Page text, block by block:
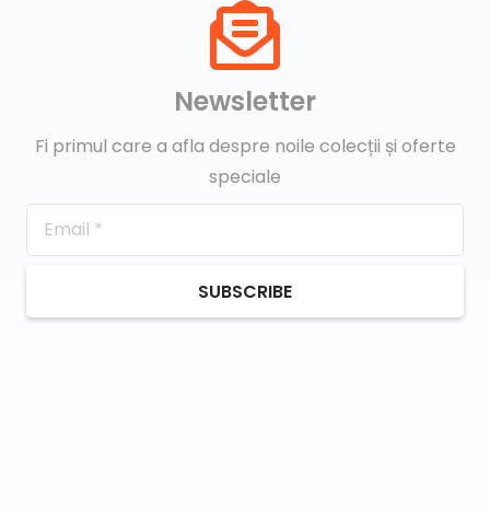
Newsletter
Fi primul care a afla despre noile colecții și oferte
speciale
SUBSCRIBE